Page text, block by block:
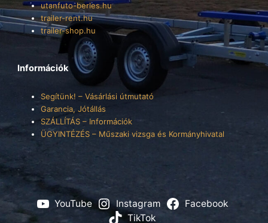
utanfuto-berles.hu
trailer-rent.hu
trailer-shop.hu
Információk
Segítünk! – Vásárlási útmutató
Garancia, Jótállás
SZÁLLÍTÁS – Információk
ÜGYINTÉZÉS – Műszaki vizsga és Kormányhivatal
YouTube Instagram
Facebook
TikTok